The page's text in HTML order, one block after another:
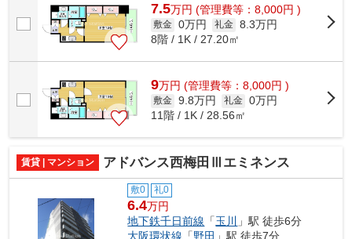
7.5万円 (管理費等：8,000円 )
敷金 0万円 礼金 8.3万円
8階 / 1K / 27.20㎡
9万円 (管理費等：8,000円 )
敷金 9.8万円 礼金 0万円
11階 / 1K / 28.56㎡
賃貸 | マンション アドバンス西梅田Ⅲエミネンス
敷0 礼0
6.4万円
地下鉄千日前線 「玉川
」駅 徒歩6分
大阪環状線 「野田 」駅 徒歩7分